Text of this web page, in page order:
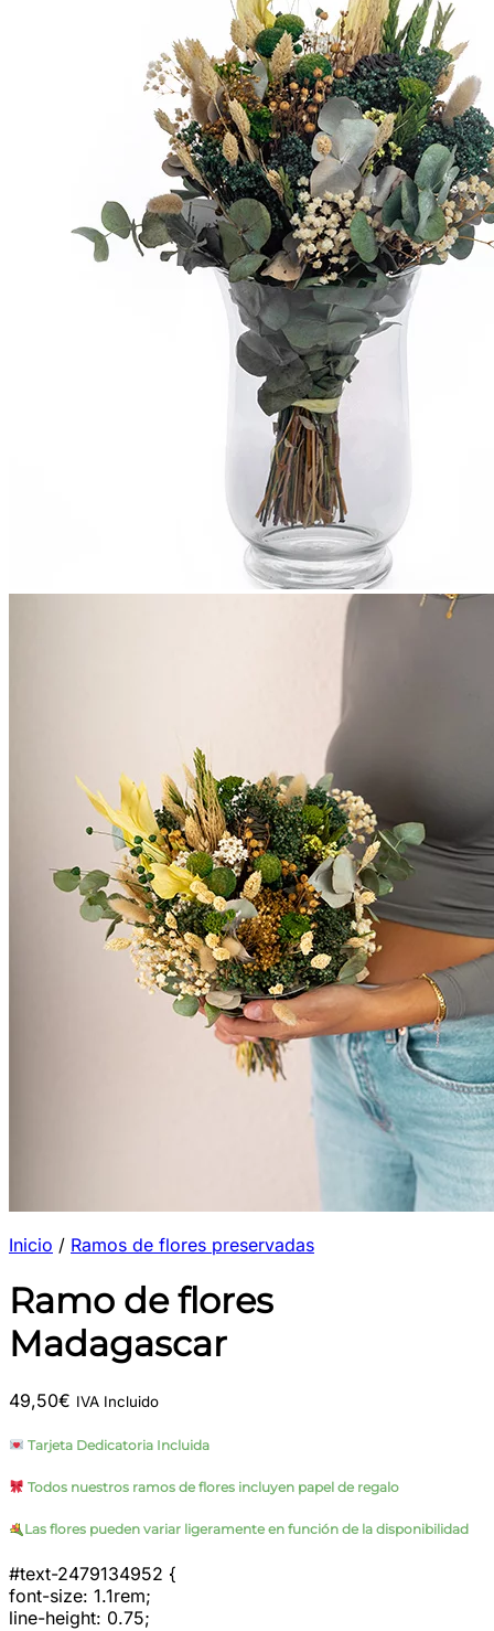
Inicio / Ramos de flores preservadas
Ramo de flores
Madagascar
49,50€ IVA Incluido
Tarjeta Dedicatoria Incluida
Todos nuestros ramos de flores incluyen papel de regalo
Las flores pueden variar ligeramente en función de la disponibilidad
#text-2479134952 {
font-size: 1.1rem;
line-height: 0.75;